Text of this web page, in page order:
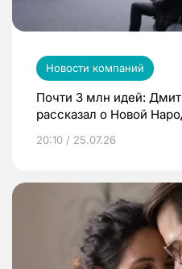
Новости компаний
Почти 3 млн идей:
рассказал о Новой
20:10 / 25.07.26